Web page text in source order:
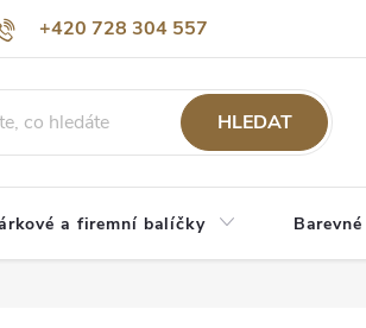
+420 728 304 557
O nás
HLEDAT
a firemní balíčky